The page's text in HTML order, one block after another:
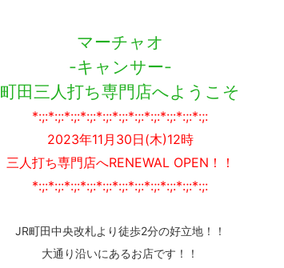
マーチャオ
-キャンサー-
町田三人打ち専門店へようこそ
*:;:*:;:*:;:*:;:*:;:*:;:*:;:*:;:*:;:*:;:*:;:
2023年11月30日(木)12時
三人打ち専門店へRENEWAL OPEN！！
*:;:*:;:*:;:*:;:*:;:*:;:*:;:*:;:*:;:*:;:*:;:
JR町田中央改札より徒歩2分の好立地！！
大通り沿いにあるお店です！！